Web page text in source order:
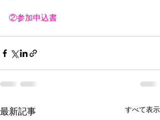
②参加申込書
最新記事 すべて表示